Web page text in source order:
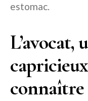
estomac.
L’avocat,
connaître